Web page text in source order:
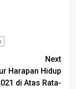
Next
Harapan Hidup
di Atas Rata-